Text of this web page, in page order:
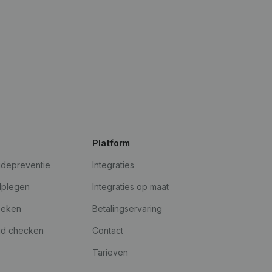
checken
Platform
Integraties
Integraties op maat
Betalingservaring
Contact
Tarieven